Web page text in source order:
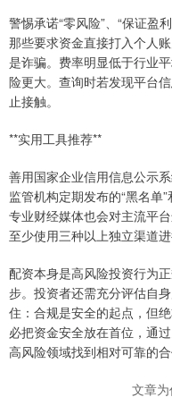
警惕承诺“零风险”、“保证盈
那些要求资金直接打入个人
是诈骗。费率明显低于行业
险更大。查询时若发现平台
止接触。
**实用工具推荐**
善用国家企业信用信息公示
监管机构定期发布的“黑名单
专业财经媒体也会对主流平
至少使用三种以上独立渠道进
配资本身是高风险投资行为
步。投资者还需充分评估自
住：合规是安全的起点，但
必把资金安全放在首位，通
高风险领域找到相对可靠的合
文章